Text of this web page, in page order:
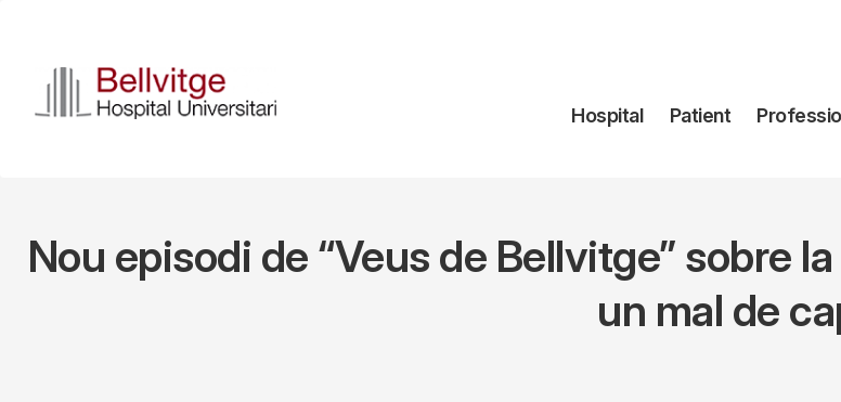
content
Navegación
Hospital Patient
Nou episodi de “Veus de Bellvitge” sobre
un mal de